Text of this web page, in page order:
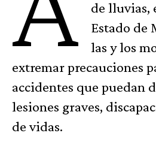
de lluvias,
Estado de
las y los
extremar precauciones
accidentes que puedan
lesiones graves,
de vidas.